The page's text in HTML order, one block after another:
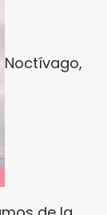
Noctívago,